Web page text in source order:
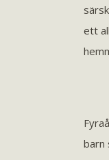
ett
barn